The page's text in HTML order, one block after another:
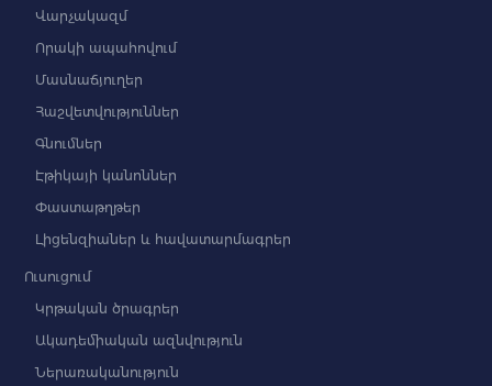
Վարչակազմ
Որակի ապահովում
Մասնաճյուղեր
Հաշվետվություններ
Գնումներ
Էթիկայի կանոններ
Փաստաթղթեր
Լիցենզիաներ և հավատարմագրեր
Ուսուցում
Կրթական ծրագրեր
Ակադեմիական ազնվություն
Ներառականություն